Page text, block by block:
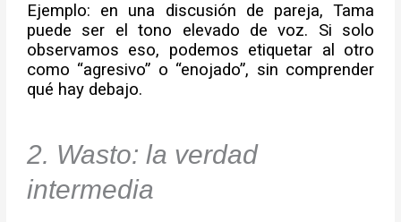
Ejemplo: en una discusión de pareja, Tama
puede ser el tono elevado de voz. Si solo
observamos eso, podemos etiquetar al otro
como “agresivo” o “enojado”, sin comprender
qué hay debajo.
2. Wasto: la verdad
intermedia